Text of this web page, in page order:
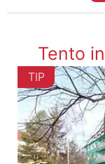
Tento
TIP